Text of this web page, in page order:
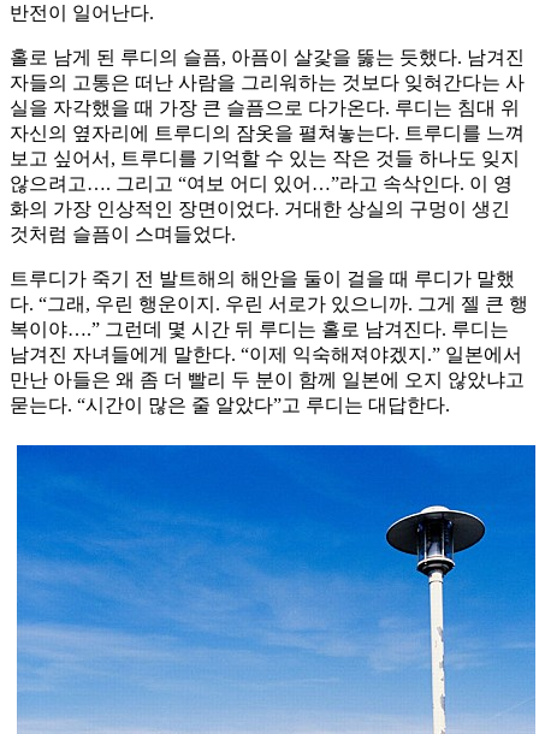
반전이 일어난다.
홀로 남게 된 루디의 슬픔, 아픔이 살갗을 뚫는 듯했다. 남겨진
자들의 고통은 떠난 사람을 그리워하는 것보다 잊혀간다는 사
실을 자각했을 때 가장 큰 슬픔으로 다가온다. 루디는 침대 위
자신의 옆자리에 트루디의 잠옷을 펼쳐놓는다. 트루디를 느껴
보고 싶어서, 트루디를 기억할 수 있는 작은 것들 하나도 잊지
않으려고…. 그리고 “여보 어디 있어…”라고 속삭인다. 이 영
화의 가장 인상적인 장면이었다. 거대한 상실의 구멍이 생긴
것처럼 슬픔이 스며들었다.
트루디가 죽기 전 발트해의 해안을 둘이 걸을 때 루디가 말했
다. “그래, 우린 행운이지. 우린 서로가 있으니까. 그게 젤 큰 행
복이야….” 그런데 몇 시간 뒤 루디는 홀로 남겨진다. 루디는
남겨진 자녀들에게 말한다. “이제 익숙해져야겠지.” 일본에서
만난 아들은 왜 좀 더 빨리 두 분이 함께 일본에 오지 않았냐고
묻는다. “시간이 많은 줄 알았다”고 루디는 대답한다.